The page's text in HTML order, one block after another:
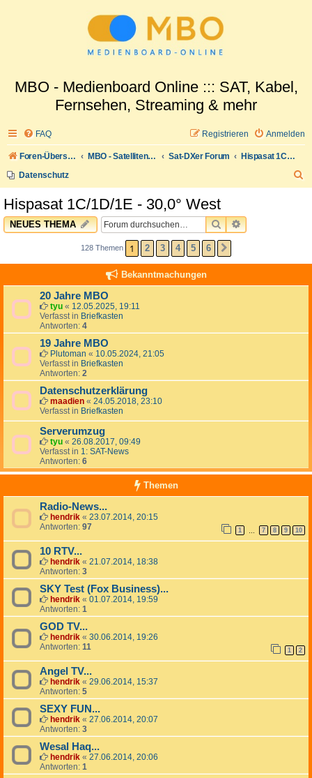
MBO - Medienboard Online ::: SAT, Kabel,
Fernsehen, Streaming & mehr
FAQ Anmelden
Registrieren
Foren-Übersicht MBO - Satellitenwelt Sat-DXer Forum
Hispasat 1C/1D/1E - 30,0° West
Datenschutz
Hispasat 1C/1D/1E - 30,0° West
NEUES THEMA SUCHEERWEITERTE
128 Themen 1 2 3 4 5 6
Bekanntmachungen
20 Jahre MBO
tyu « 12.05.2025, 19:11
Verfasst in Briefkasten
Antworten: 4
19 Jahre MBO
Plutoman « 10.05.2024, 21:05
Verfasst in Briefkasten
Antworten: 2
Datenschutzerklärung
maadien « 24.05.2018, 23:10
Verfasst in Briefkasten
Serverumzug
tyu « 26.08.2017, 09:49
Verfasst in 1: SAT-News
Antworten: 6
Themen
Radio-News...
hendrik « 23.07.2014, 20:15
Antworten: 97 1 … 7 8 9 10
10 RTV...
hendrik « 21.07.2014, 18:38
Antworten: 3
SKY Test (Fox Business)...
hendrik « 01.07.2014, 19:59
Antworten: 1
GOD TV...
hendrik « 30.06.2014, 19:26
Antworten: 11 1 2
Angel TV...
hendrik « 29.06.2014, 15:37
Antworten: 5
SEXY FUN...
hendrik « 27.06.2014, 20:07
Antworten: 3
Wesal Haq...
hendrik « 27.06.2014, 20:06
Antworten: 1